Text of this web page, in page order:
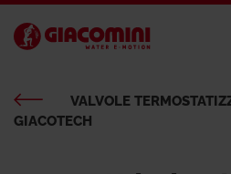
VALVOLE
GIACOTECH